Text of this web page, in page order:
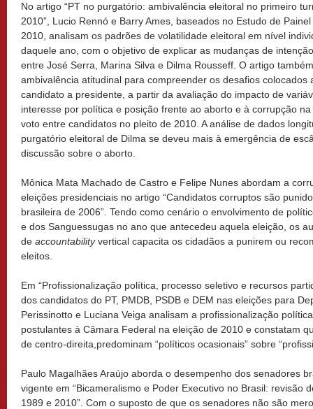
No artigo “PT no purgatório: ambivalência eleitoral no primeiro
2010”, Lucio Rennó e Barry Ames, baseados no Estudo de
2010, analisam os padrões de volatilidade eleitoral em nível
daquele ano, com o objetivo de explicar as mudanças de
entre José Serra, Marina Silva e Dilma Rousseff. O artigo
ambivalência atitudinal para compreender os desafios colocados
candidato a presidente, a partir da avaliação do impacto de
interesse por política e posição frente ao aborto e à corrupção
voto entre candidatos no pleito de 2010. A análise de dados
purgatório eleitoral de Dilma se deveu mais à emergência de
discussão sobre o aborto.
Mônica Mata Machado de Castro e Felipe Nunes abordam a
eleições presidenciais no artigo “Candidatos corruptos são
brasileira de 2006”. Tendo como cenário o envolvimento de
e dos Sanguessugas no ano que antecedeu aquela eleição, os
de accountabilityvertical capacita os cidadãos a punirem ou
eleitos.
Em “Profissionalização política, processo seletivo e recursos
dos candidatos do PT, PMDB, PSDB e DEM nas eleições para
Perissinotto e Luciana Veiga analisam a profissionalização
postulantes à Câmara Federal na eleição de 2010 e constatam
de centro-direita,predominam “políticos ocasionais” sobre
Paulo Magalhães Araújo aborda o desempenho dos senadores
vigente em “Bicameralismo e Poder Executivo no Brasil: revisão
1989 e 2010”. Com o suposto de que os senadores não são